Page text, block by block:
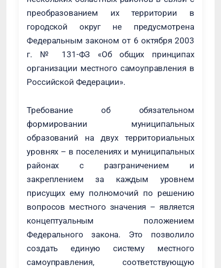
преобразованием их территории в
городской округ не предусмотрена
Федеральным законом от 6 октября 2003
г. № 131-ФЗ «Об общих принципах
организации местного самоуправления в
Российской Федерации».
Требование об обязательном
формировании муниципальных
образований на двух территориальных
уровнях – в поселениях и муниципальных
районах с разграничением и
закреплением за каждым уровнем
присущих ему полномочий по решению
вопросов местного значения – является
концептуальным положением
Федерального закона. Это позволило
создать единую систему местного
самоуправления, соответствующую